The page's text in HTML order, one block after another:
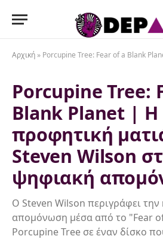
Αρχική » Porcupine Tree: Fear of a Blank Planet | Η προφητική
Porcupine Tree:
Blank Planet | Η
προφητική
Steven Wilson
ψηφιακή
Ο Steven Wilson περιγράφει την
απομόνωση μέσα από το "Fear
Porcupine Tree σε έναν δίσκο